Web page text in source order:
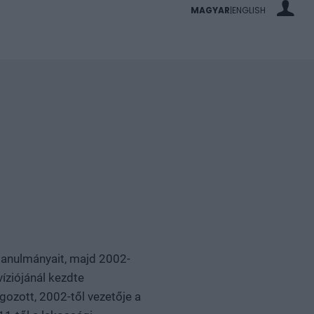
MAGYAR|ENGLISH
majd 2002-
kezdte
2002-től vezetője a